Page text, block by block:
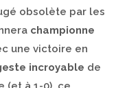
obsolète par les
championne
une victoire en
incroyable de